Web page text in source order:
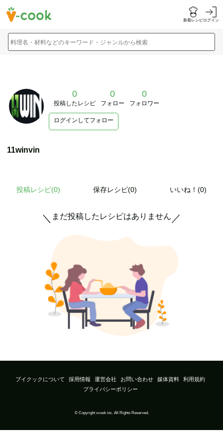
新着レシピログイン
料理名・材料などのキーワード・ジャンルから検索
0
投稿したレシピ
0
フォロー
0
フォロワー
ログインしてフォロー
11winvin
投稿レシピ(0) 保存レシピ(0) いいね！(0)
＼ まだ投稿したレシピはありません ／
ブイクックについて 採用情報 運営会社 お問い合わせ 媒体資料
利用規約
プライバシーポリシー
© Copyright vcook inc. All Rights Reserved.